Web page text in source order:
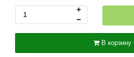
В корзину